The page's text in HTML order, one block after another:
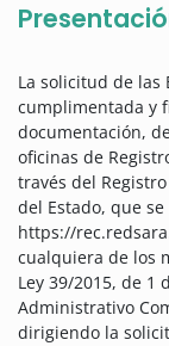
La solicitud de las
cumplimentada y
documentación,
oficinas de
través del
del Estado, que
https://
cualquiera de los
Ley 39/2015, de 1
Administrativo
dirigiendo la